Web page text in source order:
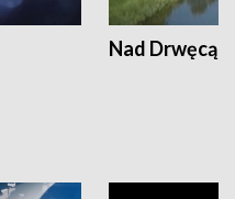
Nad Drwęcą